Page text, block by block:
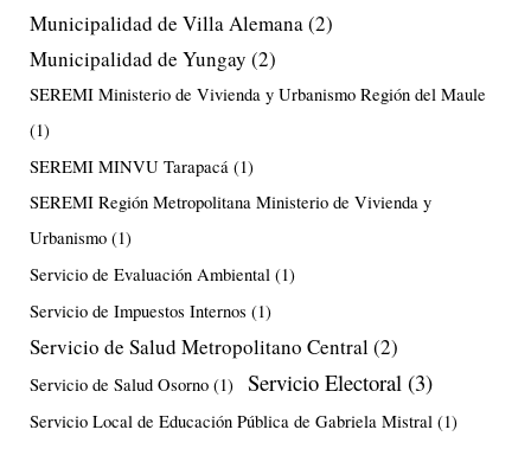
Municipalidad de Villa Alemana(2)
Municipalidad de Yungay (2)
SEREMI Ministerio de Vivienda y Urbanismo Región del Maule
(1)
SEREMI MINVU Tarapacá (1)
SEREMI Región Metropolitana Ministerio de Vivienda y
Urbanismo (1)
Servicio de Evaluación Ambiental (1)
Servicio de Impuestos Internos (1)
Servicio de Salud Metropolitano Central(2)
Servicio de Salud Osorno (1) Servicio Electoral (3)
Servicio Local de Educación Pública de Gabriela Mistral (1)